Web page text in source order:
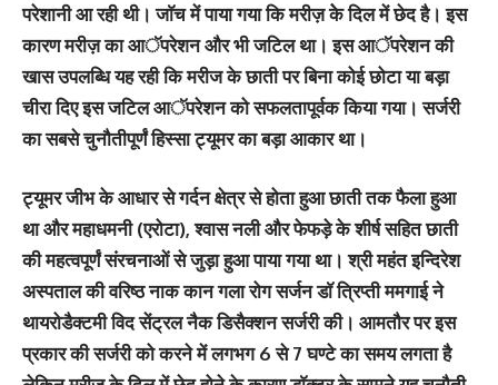
परेशानी आ रही थी। जाॅच में पाया गया कि मरीज़ केे दिल में छेद है। इस
कारण मरीज़ का आॅपरेशन और भी जटिल था। इस आॅपरेशन की
खास उपलब्धि यह रही कि मरीज के छाती पर बिना कोई छोटा या बड़ा
चीरा दिए इस जटिल आॅपरेशन को सफलतापूर्वक किया गया। सर्जरी
का सबसे चुनौतीपूर्णं हिस्सा ट्यूमर का बड़ा आकार था।
ट्यूमर जीभ के आधार से गर्दन क्षेत्र से होता हुआ छाती तक फैला हुआ
था और महाधमनी (एरोटा), श्वास नली और फेफड़े के शीर्ष सहित छाती
की महत्वपूर्णं संरचनाओं से जुड़ा हुआ पाया गया था। श्री महंत इन्दिरेश
अस्पताल की वरिष्ठ नाक कान गला रोग सर्जन डाॅ त्रिप्ती ममगाई ने
थायरोडैक्टमी विद सेंट्रल नैक डिसैक्शन सर्जरी की। आमतौर पर इस
प्रकार की सर्जरी को करने में लगभग 6 से 7 घण्टे का समय लगता है